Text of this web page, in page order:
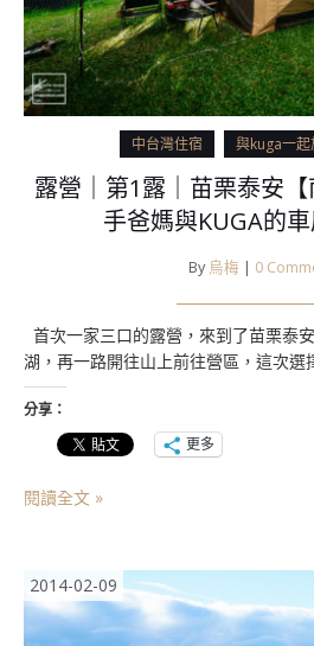
中台灣住宿 與kuga一起
露營｜第1露｜苗栗泰安
手爸媽與KUGA的
By 烏梅 | 0
首次一家三口的露營，來到了苗栗泰
湖，再一路開往山上前往營區，這次
分享：
更多
閱讀全文 »
2014-02-09